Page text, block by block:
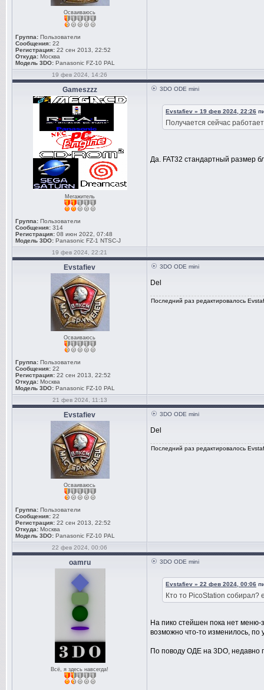
Осваиваюсь
Группа: Пользователи
Сообщения: 22
Регистрация: 22 сен 2013, 22:52
Откуда: Москва
Модель 3DO: Panasonic FZ-10 PAL
19 фев 2024, 14:26
Gameszzz
Мегажитель
Группа: Пользователи
Сообщения: 314
Регистрация: 08 июн 2022, 07:48
Модель 3DO: Panasonic FZ-1 NTSC-J
3DO ODE mini
Evstafiev » 19 фев 2024, 22:26
Получается сейчас
Да. FAT32 стандартный размер
19 фев 2024, 22:21
Evstafiev
Осваиваюсь
Группа: Пользователи
Сообщения: 22
Регистрация: 22 сен 2013, 22:52
Откуда: Москва
Модель 3DO: Panasonic FZ-10 PAL
3DO ODE mini
Del
Последний раз редактировалось
21 фев 2024, 11:13
Evstafiev
Осваиваюсь
Группа: Пользователи
Сообщения: 22
Регистрация: 22 сен 2013, 22:52
Откуда: Москва
Модель 3DO: Panasonic FZ-10 PAL
3DO ODE mini
Del
Последний раз редактировалось
22 фев 2024, 00:06
oamru
Всё, я здесь навсегда!
3DO ODE mini
Evstafiev » 22 фев 2024, 00:06
Кто то PicoStation собирал?
На пико стейшен пока нет меню-
возможно что-то изменилось, по
По поводу ОДЕ на 3DO, недавно